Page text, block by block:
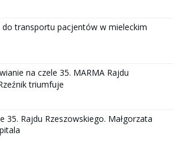
transportu pacjentów w mieleckim
na czele 35. MARMA Rajdu
triumfuje
35. Rajdu Rzeszowskiego. Małgorzata